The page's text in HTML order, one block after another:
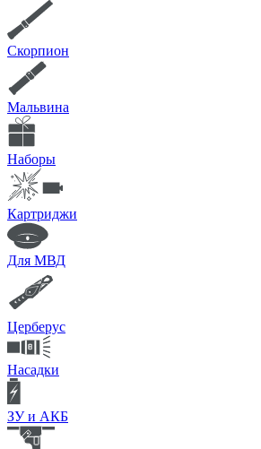
Скорпион
Мальвина
Наборы
Картриджи
Для МВД
Церберус
Насадки
ЗУ и АКБ